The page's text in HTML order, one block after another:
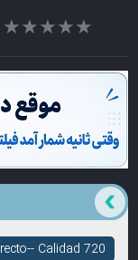
★★★★★
★★★★★
Calidad 720